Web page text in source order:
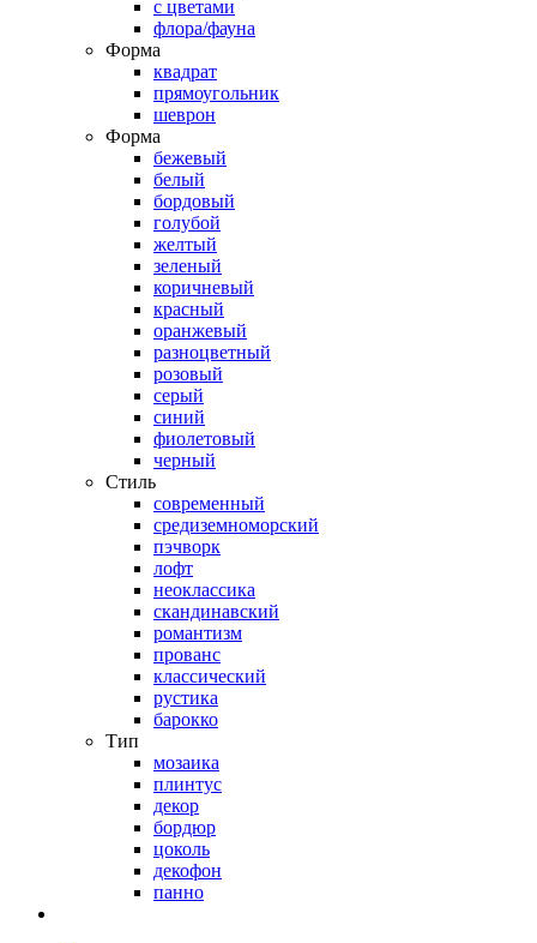
с цветами
флора/фауна
Форма
квадрат
прямоугольник
шеврон
Форма
бежевый
белый
бордовый
голубой
желтый
зеленый
коричневый
красный
оранжевый
разноцветный
розовый
серый
синий
фиолетовый
черный
Стиль
современный
средиземноморский
пэчворк
лофт
неоклассика
скандинавский
романтизм
прованс
классический
рустика
барокко
Тип
мозаика
плинтус
декор
бордюр
цоколь
декофон
панно